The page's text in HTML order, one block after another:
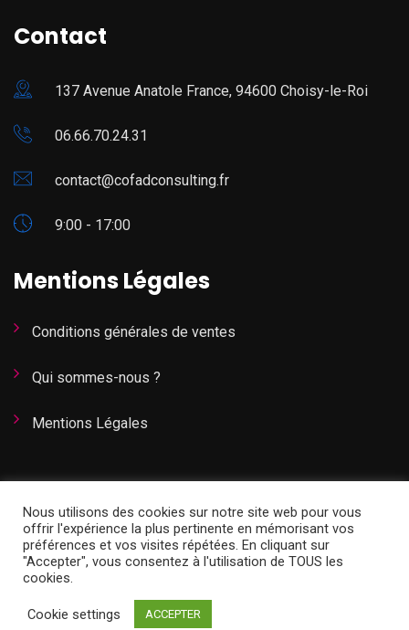
Contact
137 Avenue Anatole France, 94600 Choisy-le-Roi
06.66.70.24.31
contact@cofadconsulting.fr
9:00 - 17:00
Mentions Légales
Conditions générales de ventes
Qui sommes-nous ?
Mentions Légales
© Copyright 2021 Dirigeants360° est une marque et
méthode déposée à l’INPI propriété de Cofad Consulting.
Nous utilisons des cookies sur notre site web pour vous
offrir l'expérience la plus pertinente en mémorisant vos
préférences et vos visites répétées. En cliquant sur
"Accepter", vous consentez à l'utilisation de TOUS les
cookies.
Cookie settings ACCEPTER